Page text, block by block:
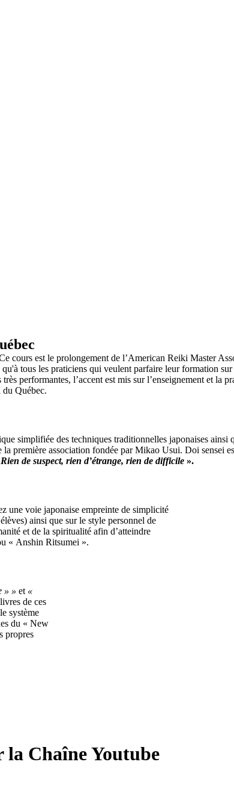
cours est le prolongement de l’American Reiki Master
tous les praticiens qui veulent parfaire leur formation
performantes, l’accent est mis sur l’enseignement et la
du Québec.
simplifiée des techniques traditionnelles japonaises ainsi
première association fondée par Mikao Usui. Doi sensei
de suspect, rien d’étrange, rien de difficile ».
une voie japonaise empreinte de simplicité
ainsi que sur le style personnel de
et de la spiritualité afin d’atteindre
« Anshin Ritsumei ».
» » et «
de ces
système
du « New
propres
la Chaîne Youtube